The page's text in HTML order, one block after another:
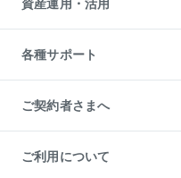
投資用不動産の売却査定
事業用不動産の売却査定
不動産相場・不動産価格情報
不動産コラム・ニュース
不動産用語集
不動産なんでもネット相談室
住まいの税金
L`GENTE（ルジェンテ）
区分リノベーションマンション
投資用一棟レジデンスWELL
不動産小口投資
LEGACIA（レガシア）
資産運用・活用
不動産M&A
アセットマネジメント・出資
各種サポート
相続サポート
リフォームサポート
ご契約者さまへ
ご紹介・再契約特典
入居者様専用-各種ご案内（賃貸）
ご利用について